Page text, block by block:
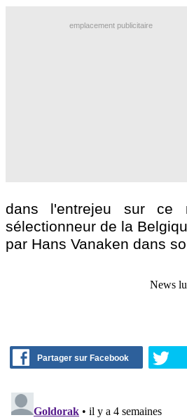
emplacement publicitaire
dans l'entrejeu sur ce
sélectionneur de la
par Hans Vanaken dans
News
Partager sur Facebook